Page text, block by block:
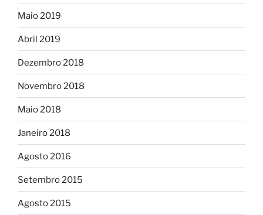
Maio 2019
Abril 2019
Dezembro 2018
Novembro 2018
Maio 2018
Janeiro 2018
Agosto 2016
Setembro 2015
Agosto 2015